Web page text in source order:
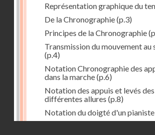
Représentation graphique du
De la Chronographie(p.3)
Principes de la Chronographie
Transmission du mouvement
(p.4)
Notation Chronographie des
dans la marche(p.6)
Notation des appuis et levés
différentes allures (p.8)
Notation du doigté d'un pianiste